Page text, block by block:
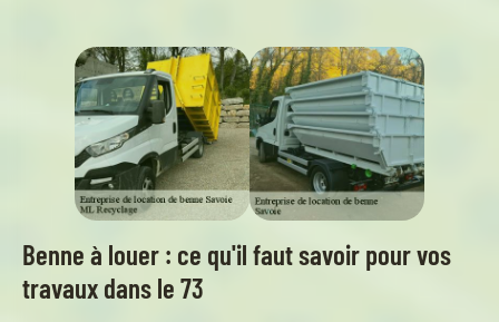
Benne à louer : ce qu'il faut savoir pour vos
travaux dans le 73